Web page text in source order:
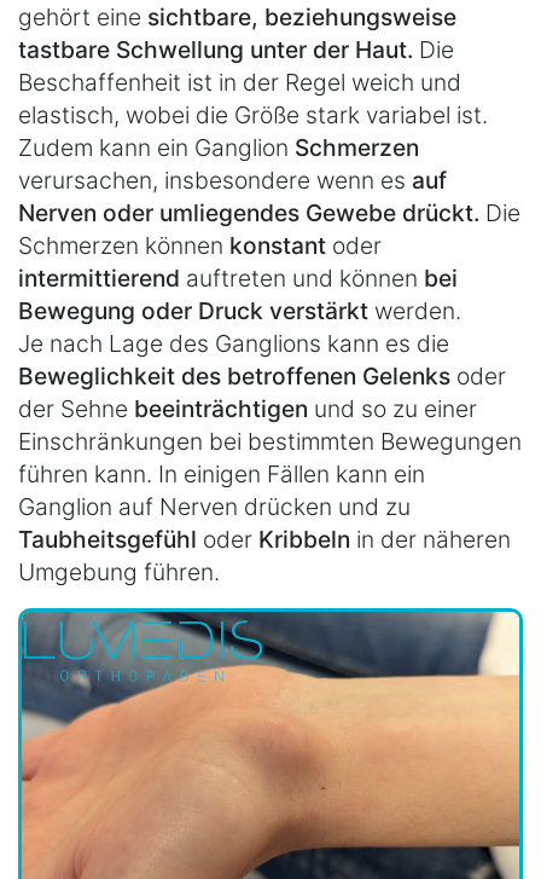
gehört eine sichtbare, beziehungsweise
tastbare Schwellung unter der Haut. Die
Beschaffenheit ist in der Regel weich und
elastisch, wobei die Größe stark variabel ist.
Zudem kann ein Ganglion Schmerzen
verursachen, insbesondere wenn es auf
Nerven oder umliegendes Gewebe drückt. Die
Schmerzen können konstant oder
intermittierend auftreten und können bei
Bewegung oder Druck verstärkt werden.
Je nach Lage des Ganglions kann es die
Beweglichkeit des betroffenen Gelenks oder
der Sehne beeinträchtigen und so zu einer
Einschränkungen bei bestimmten Bewegungen
führen kann. In einigen Fällen kann ein
Ganglion auf Nerven drücken und zu
Taubheitsgefühl oder Kribbeln in der näheren
Umgebung führen.